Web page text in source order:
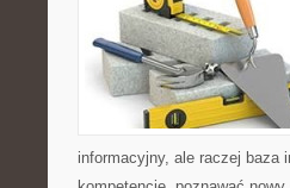
informacyjny, ale raczej baza